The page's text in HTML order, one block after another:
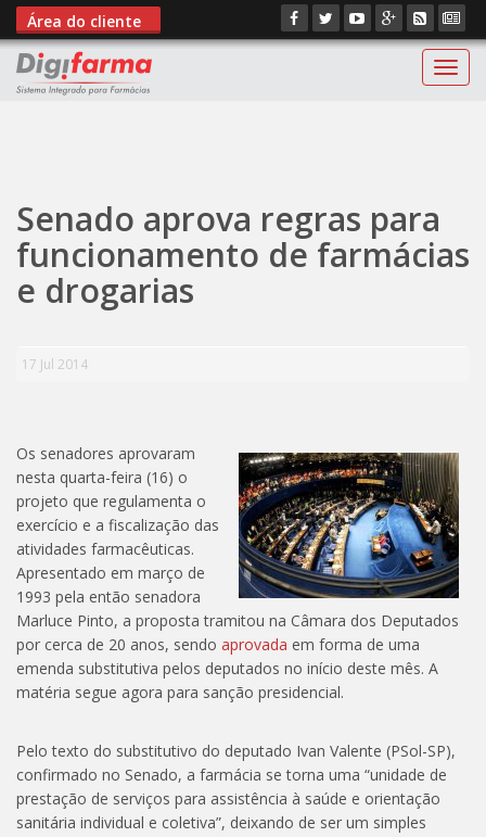
Área do cliente
Senado aprova regras para
funcionamento de farmácias
e drogarias
17 Jul 2014
Os senadores aprovaram
nesta quarta-feira (16) o
projeto que regulamenta o
exercício e a fiscalização das
atividades farmacêuticas.
Apresentado em março de
1993 pela então senadora
Marluce Pinto, a proposta tramitou na Câmara dos Deputados
por cerca de 20 anos, sendo aprovada em forma de uma
emenda substitutiva pelos deputados no início deste mês. A
matéria segue agora para sanção presidencial.
Pelo texto do substitutivo do deputado Ivan Valente (PSol-SP),
confirmado no Senado, a farmácia se torna uma “unidade de
prestação de serviços para assistência à saúde e orientação
sanitária individual e coletiva”, deixando de ser um simples